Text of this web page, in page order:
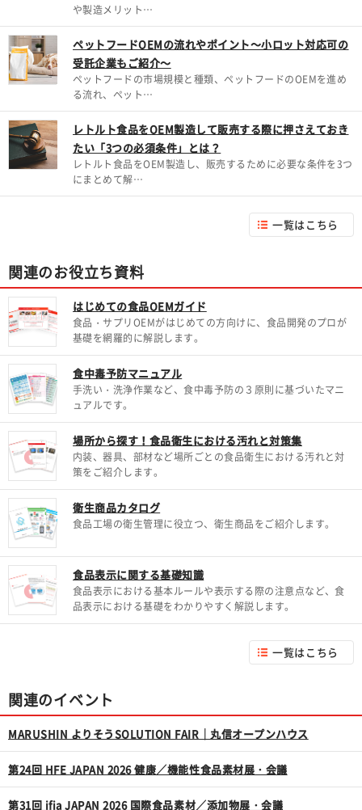
や製造メリット…
ペットフードOEMの流れやポイント～小ロット対応可の
受託企業もご紹介～
ペットフードの市場規模と種類、ペットフードのOEMを進め
る流れ、ペット…
レトルト食品をOEM製造して販売する際に押さえておき
たい「3つの必須条件」とは？
レトルト食品をOEM製造し、販売するために必要な条件を3つ
にまとめて解…
一覧はこちら
関連のお役立ち資料
はじめての食品OEMガイド
食品・サプリOEMがはじめての方向けに、食品開発のプロが
基礎を網羅的に解説します。
食中毒予防マニュアル
手洗い・洗浄作業など、食中毒予防の３原則に基づいたマニ
ュアルです。
場所から探す！食品衛生における汚れと対策集
内装、器具、部材など場所ごとの食品衛生における汚れと対
策をご紹介します。
衛生商品カタログ
食品工場の衛生管理に役立つ、衛生商品をご紹介します。
食品表示に関する基礎知識
食品表示における基本ルールや表示する際の注意点など、食
品表示における基礎をわかりやすく解説します。
一覧はこちら
関連のイベント
MARUSHIN よりそうSOLUTION FAIR｜丸信オープンハウス
第24回 HFE JAPAN 2026 健康／機能性食品素材展・会議
第31回 ifia JAPAN 2026 国際食品素材／添加物展・会議